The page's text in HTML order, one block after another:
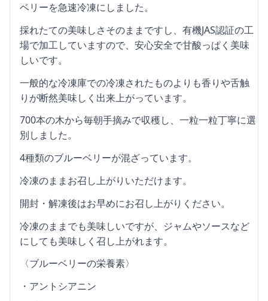
ベリーを急速冷凍にしました。
採れたての美味しさそのままですし、有機JAS認証の工
場で加工していますので、安心安全で甘酸っぱく美味
しいです。
一般的な冷凍庫での冷凍されたものよりも香りや舌触
りが断然美味しく出来上がっています。
700本の木から毎朝手摘みで収穫し、一粒一粒丁寧に選
別しました。
4種類のブルーベリーが混ざっています。
冷凍のままお召し上がりいただけます。
開封・解凍後はお早めにお召し上がりください。
冷凍のままでも美味しいですが、ジャムやソースなど
にしても美味しく召し上がれます。
〈ブルーベリーの栄養素〉
・アントシアニン